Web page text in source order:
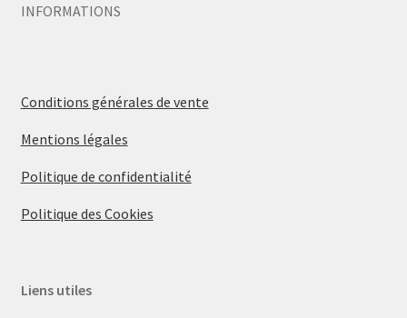
INFORMATIONS
Conditions générales de vente
Mentions légales
Politique de confidentialité
Politique des Cookies
Liens utiles